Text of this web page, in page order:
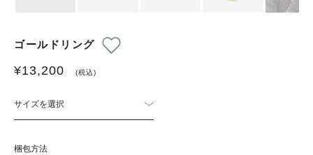
ゴールドリング
¥13,200 (税込)
サイズを選択
梱包方法